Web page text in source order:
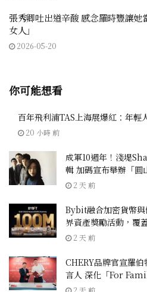
張秀卿吐出道辛酸 感念羅時豐讓她
女人」
2026-05-20
你可能想看
百年飛利浦TAS上海展爆紅：年輕
20 小時 前
成軍10週年！淺堤
輯 加碼宣布舉辦「圓
2 天 前
Bybit融合加密貨幣與
界資產獎勵活動，覆
2 天 前
CHERY品牌官宣羅
言人 深化「For
2 天 前